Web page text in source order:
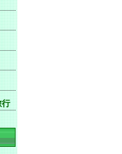
行